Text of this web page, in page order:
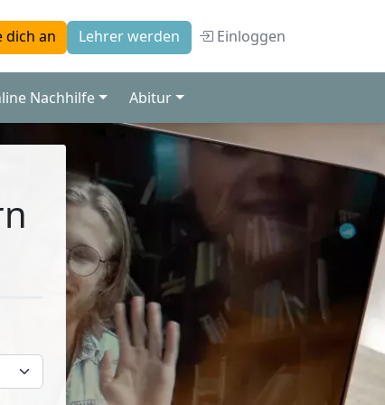
dich an Lehrer werden Einloggen
Nachhilfe Abitur